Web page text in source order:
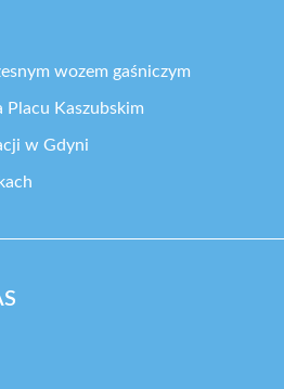
wozem gaśniczym
Kaszubskim
w Gdyni